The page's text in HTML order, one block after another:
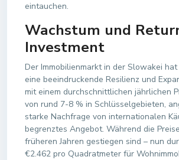
eintauchen.
Wachstum und
Investment
Der Immobilienmarkt in der Slowakei hat
eine beeindruckende Resilienz und
mit einem durchschnittlichen jährlichen
von rund 7-8 % in Schlüsselgebieten,
starke Nachfrage von internationalen
begrenztes Angebot. Während die
früheren Jahren gestiegen sind – nun
€2.462 pro Quadratmeter für